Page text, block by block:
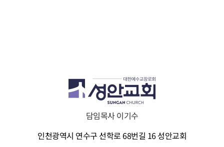
담임목사 이기수
인천광역시 연수구 선학로 68번길 16 성안교회